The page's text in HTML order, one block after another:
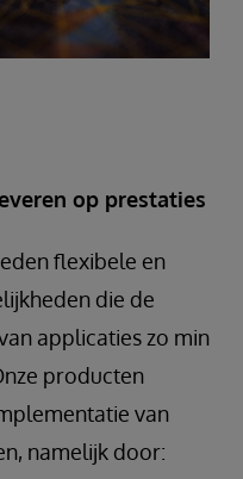
op prestaties
flexibele en
die de
applicaties zo min
producten
van
namelijk door: